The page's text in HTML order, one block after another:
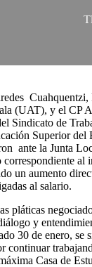
Cuahquentzi,
(UAT), y el CP
Sindicato de
Superior del
ante la Junta
al
un aumento
al salario.
pláticas
y
30 de enero, se
continuar
Casa de